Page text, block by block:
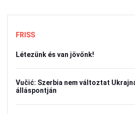
FRISS
Létezünk és van jövőnk!
Vučić: Szerbia nem változtat
álláspontján